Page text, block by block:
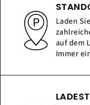
Laden
auf dem
Immer